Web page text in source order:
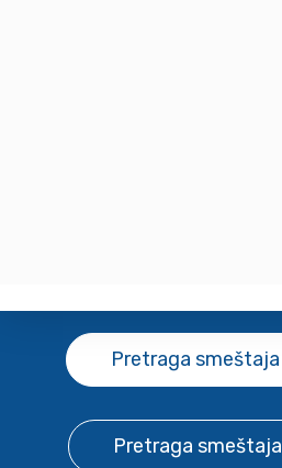
Pretraga smeštaja
Pretraga smeštaja